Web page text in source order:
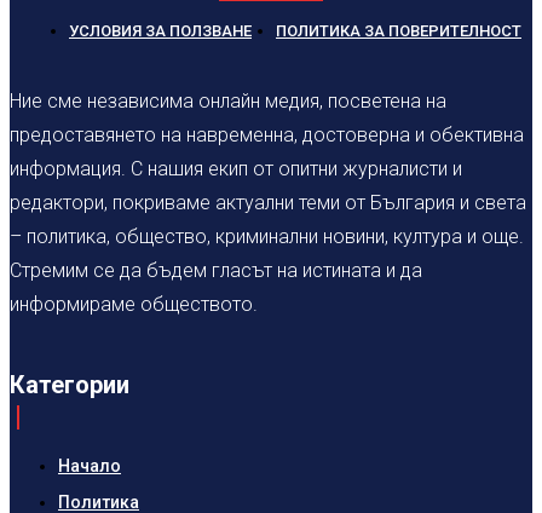
УСЛОВИЯ ЗА ПОЛЗВАНЕ ПОЛИТИКА ЗА ПОВЕРИТЕЛНОСТ
Ние сме независима онлайн медия, посветена на
предоставянето на навременна, достоверна и обективна
информация. С нашия екип от опитни журналисти и
редактори, покриваме актуални теми от България и света
– политика, общество, криминални новини, култура и още.
Стремим се да бъдем гласът на истината и да
информираме обществото.
Категории
Начало
Политика